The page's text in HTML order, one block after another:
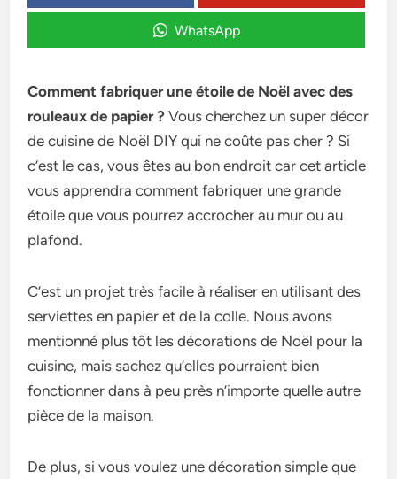
WhatsApp
Comment fabriquer une étoile de Noël avec des
rouleaux de papier ?Vous cherchez un super décor
de cuisine de Noël DIY qui ne coûte pas cher ? Si
c’est le cas, vous êtes au bon endroit car cet article
vous apprendra comment fabriquer une grande
étoile que vous pourrez accrocher au mur ou au
plafond.
C’est un projet très facile à réaliser en utilisant des
serviettes en papier et de la colle. Nous avons
mentionné plus tôt les décorations de Noël pour la
cuisine, mais sachez qu’elles pourraient bien
fonctionner dans à peu près n’importe quelle autre
pièce de la maison.
De plus, si vous voulez une décoration simple que